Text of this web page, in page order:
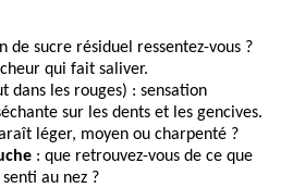
de sucre résiduel ressentez-vous ?
qui fait saliver.
dans les rouges) : sensation
sur les dents et les gencives.
léger, moyen ou charpenté ?
: que retrouvez-vous de ce que
au nez ?